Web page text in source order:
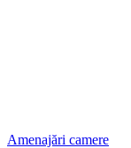
Amenajări camere